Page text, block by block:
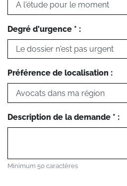
Degré d'urgence * :
Préférence de localisation :
Description de la demande * :
Minimum 50 caractères